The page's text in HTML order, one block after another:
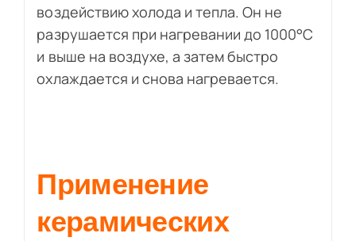
воздействию холода и тепла. Он не
разрушается при нагревании до 1000°C
и выше на воздухе, а затем быстро
охлаждается и снова нагревается.
Применение
керамических